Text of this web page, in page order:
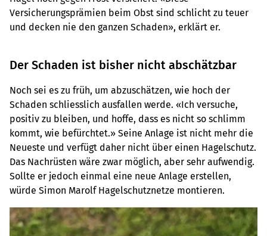
Versicherungsprämien beim Obst sind schlicht zu teuer
und decken nie den ganzen Schaden», erklärt er.
Der Schaden ist bisher nicht abschätzbar
Noch sei es zu früh, um abzuschätzen, wie hoch der
Schaden schliesslich ausfallen werde. «Ich versuche,
positiv zu bleiben, und hoffe, dass es nicht so schlimm
kommt, wie befürchtet.» Seine Anlage ist nicht mehr die
Neueste und verfügt daher nicht über einen Hagelschutz.
Das Nachrüsten wäre zwar möglich, aber sehr aufwendig.
Sollte er jedoch einmal eine neue Anlage erstellen,
würde Simon Marolf Hagelschutznetze montieren.